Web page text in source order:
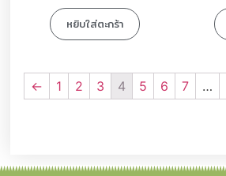
หยิบใส่ตะกร้า
← 1 2 3 4 5 6 7 …